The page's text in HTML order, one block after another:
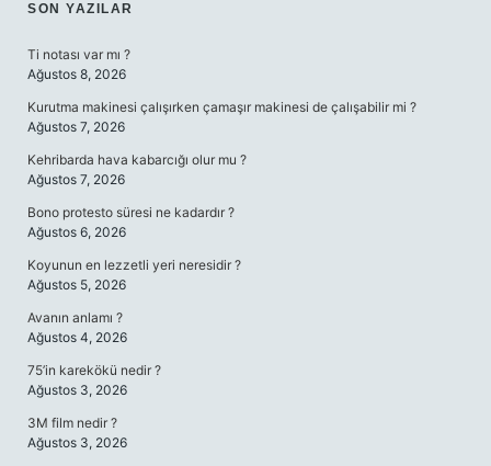
SIDEBAR
SON YAZILAR
Ti notası var mı ?
Ağustos 8, 2026
Kurutma makinesi çalışırken çamaşır makinesi de çalışabilir mi ?
Ağustos 7, 2026
Kehribarda hava kabarcığı olur mu ?
Ağustos 7, 2026
Bono protesto süresi ne kadardır ?
Ağustos 6, 2026
Koyunun en lezzetli yeri neresidir ?
Ağustos 5, 2026
Avanın anlamı ?
Ağustos 4, 2026
75’in karekökü nedir ?
Ağustos 3, 2026
3M film nedir ?
Ağustos 3, 2026